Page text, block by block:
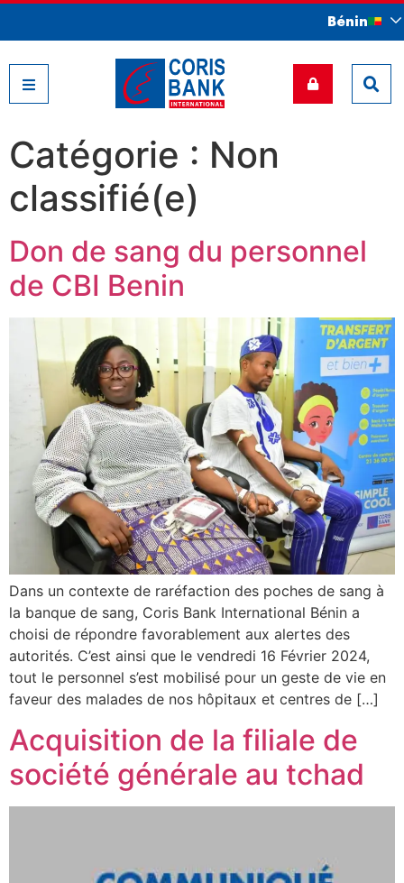
Bénin
Catégorie : Non
classifié(e)
Don de sang du personnel
de CBI Benin
Dans un contexte de raréfaction des poches de sang à
la banque de sang, Coris Bank International Bénin a
choisi de répondre favorablement aux alertes des
autorités. C’est ainsi que le vendredi 16 Février 2024,
tout le personnel s’est mobilisé pour un geste de vie en
faveur des malades de nos hôpitaux et centres de […]
Acquisition de la filiale de
société générale au tchad